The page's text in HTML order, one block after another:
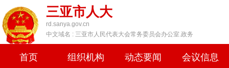
三亚市人大
rd.sanya.gov.cn
中文域名 : 三亚市人民代表大会常务委员会办公室.政务
首页 组织机构 动态要闻 会议信息